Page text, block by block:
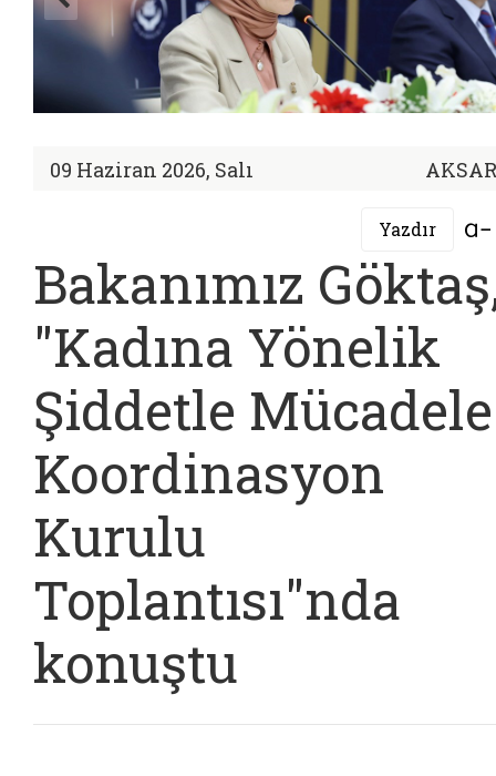
09 Haziran 2026, Salı
Yazdır
Bakanımız
"Kadına Yönelik
Şiddetle Mücadele
Koordinasyon
Kurulu
Toplantısı"nda
konuştu